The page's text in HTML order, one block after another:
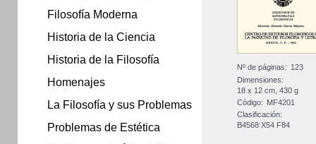
Nº de páginas: 123
Dimensiones:
18 x 12 cm, 430 g
Código: MF4201
Clasificación:
B4568 X54 F84
Filosofía Moderna
Historia de la Ciencia
Historia de la Filosofía
Homenajes
La Filosofía y sus Problemas
Problemas de Estética